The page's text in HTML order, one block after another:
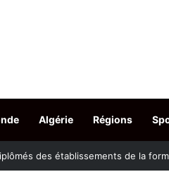
Algérie Régions
des établissements de la